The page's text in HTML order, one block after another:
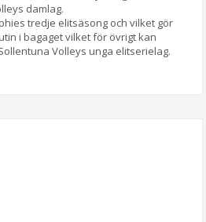
damlag.
tredje elitsäsong och vilket gör
i bagaget vilket för övrigt kan
Volleys unga elitserielag.